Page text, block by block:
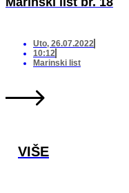
Uto, 26.07.2022
10:12
Marinski list
VIŠE